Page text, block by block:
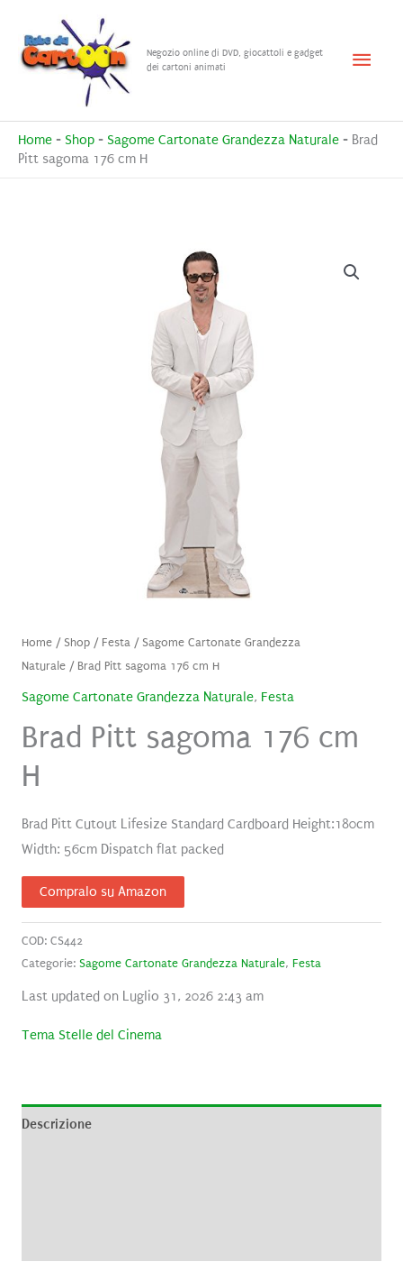
contenuto
Negozio online di DVD, giocattoli e gadget
dei cartoni animati
Menu
Home - Shop - Sagome Cartonate Grandezza Naturale - Brad
Pitt sagoma 176 cm H
Home/ Shop/ Festa/ Sagome Cartonate Grandezza
Naturale/ Brad Pitt sagoma 176 cm H
Sagome Cartonate Grandezza Naturale, Festa
Brad Pitt sagoma 176 cm
H
Brad Pitt Cutout Lifesize Standard Cardboard Height:180cm
Width: 56cm Dispatch flat packed
Compralo su Amazon
COD: CS442
Categorie: Sagome Cartonate Grandezza Naturale, Festa
Last updated on Luglio 31, 2026 2:43 am
Tema Stelle del Cinema
Descrizione